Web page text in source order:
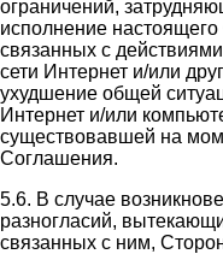
ограничений,
исполнение
связанных с
сети Интернет и/или
ухудшение общей
Интернет и/или
существовавшей на
Соглашения.
5.6. В случае
разногласий,
связанных с ним,